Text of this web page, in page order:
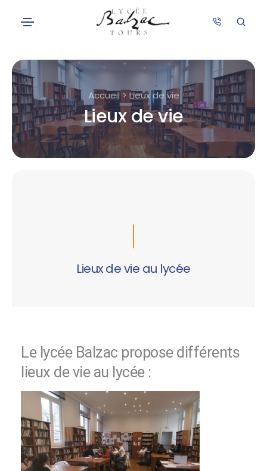
Accueil > Lieux de vie
Lieux de vie
Lieux de vie au lycée
Le lycée Balzac propose différents
lieux de vie au lycée :